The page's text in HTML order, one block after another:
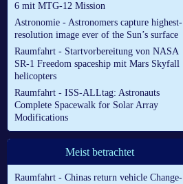
6 mit MTG-12 Mission
Astronomie - Astronomers capture highest-
resolution image ever of the Sun’s surface
Raumfahrt - Startvorbereitung von NASA
SR-1 Freedom spaceship mit Mars Skyfall
helicopters
Raumfahrt - ISS-ALLtag: Astronauts
Complete Spacewalk for Solar Array
Modifications
Meist betrachtet
Raumfahrt - Chinas return vehicle Change-